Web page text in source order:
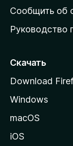
н
ю
т
а
н
у
Сообщить об
Руководство
Скачать
Download
Windows
macOS
iOS